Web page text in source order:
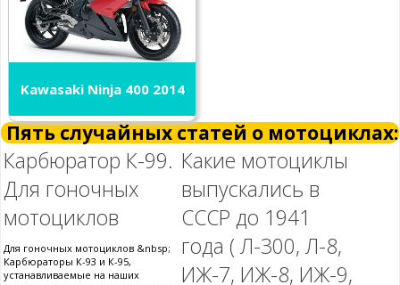
Kawasaki Ninja 400 2014
Пять случайных статей о мотоциклах:
Карбюратор К-99.
Для гоночных
мотоциклов
Для гоночных мотоциклов &nbsp;
Карбюраторы К-93 и К-95,
устанавливаемые на наших
Какие мотоциклы
выпускались в
СССР до 1941
года ( Л-300, Л-8,
ИЖ-7, ИЖ-8, ИЖ-9,